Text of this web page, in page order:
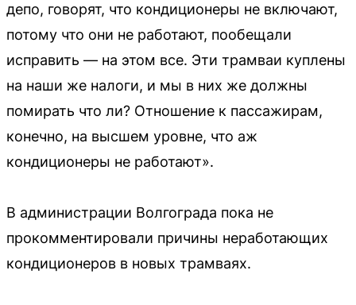
депо, говорят, что кондиционеры не включают,
потому что они не работают, пообещали
исправить — на этом все. Эти трамваи куплены
на наши же налоги, и мы в них же должны
помирать что ли? Отношение к пассажирам,
конечно, на высшем уровне, что аж
кондиционеры не работают».
В администрации Волгограда пока не
прокомментировали причины неработающих
кондиционеров в новых трамваях.